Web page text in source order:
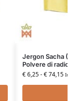
Jergon Sacha
Polvere di
€6,25-€74,15